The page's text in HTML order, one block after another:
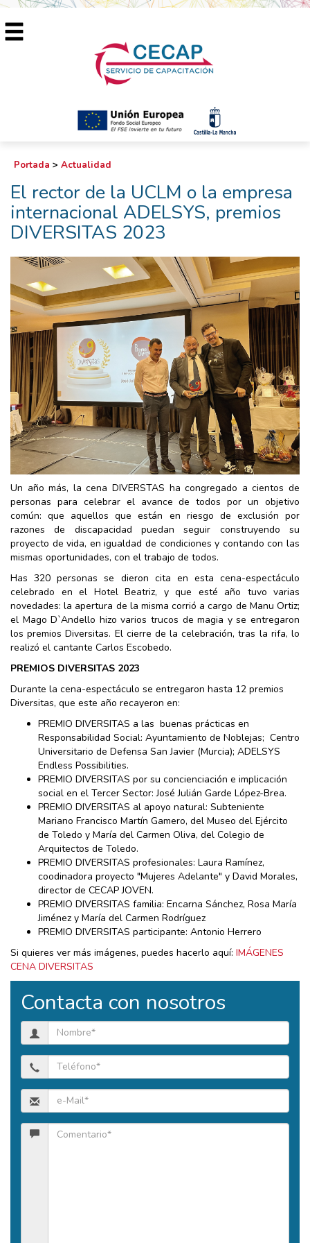
Portada > Actualidad
El rector de la UCLM o la empresa
internacional ADELSYS, premios
DIVERSITAS 2023
Un año más, la cena DIVERSTAS ha congregado a cientos de
personas para celebrar el avance de todos por un objetivo
común: que aquellos que están en riesgo de exclusión por
razones de discapacidad puedan seguir construyendo su
proyecto de vida, en igualdad de condiciones y contando con las
mismas oportunidades, con el trabajo de todos.
Has 320 personas se dieron cita en esta cena-espectáculo
celebrado en el Hotel Beatriz, y que esté año tuvo varias
novedades: la apertura de la misma corrió a cargo de Manu Ortiz;
el Mago D`Andello hizo varios trucos de magia y se entregaron
los premios Diversitas. El cierre de la celebración, tras la rifa, lo
realizó el cantante Carlos Escobedo.
PREMIOS DIVERSITAS 2023
Durante la cena-espectáculo se entregaron hasta 12 premios
Diversitas, que este año recayeron en:
PREMIO DIVERSITAS a las buenas prácticas en
Responsabilidad Social: Ayuntamiento de Noblejas; Centro
Universitario de Defensa San Javier (Murcia); ADELSYS
Endless Possibilities.
PREMIO DIVERSITAS por su concienciación e implicación
social en el Tercer Sector: José Julián Garde López-Brea.
PREMIO DIVERSITAS al apoyo natural: Subteniente
Mariano Francisco Martín Gamero, del Museo del Ejército
de Toledo y María del Carmen Oliva, del Colegio de
Arquitectos de Toledo.
PREMIO DIVERSITAS profesionales: Laura Ramínez,
coodinadora proyecto "Mujeres Adelante" y David Morales,
director de CECAP JOVEN.
PREMIO DIVERSITAS familia: Encarna Sánchez, Rosa María
Jiménez y María del Carmen Rodríguez
PREMIO DIVERSITAS participante: Antonio Herrero
Si quieres ver más imágenes, puedes hacerlo aquí: IMÁGENES
CENA DIVERSITAS
Contacta con nosotros